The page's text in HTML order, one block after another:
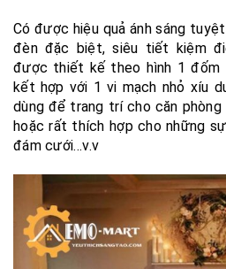
Có được hiệu quả ánh sáng
đèn đặc biệt, siêu tiết kiệm
được thiết kế theo hình 1 đốm
kết hợp với 1 vi mạch nhỏ xíu
dùng để trang trí cho căn phòng
hoặc rất thích hợp cho những
đám cưới…v.v